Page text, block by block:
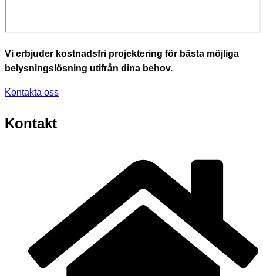
Vi erbjuder kostnadsfri projektering för bästa möjliga
belysningslösning utifrån dina behov.
Kontakta oss
Kontakt